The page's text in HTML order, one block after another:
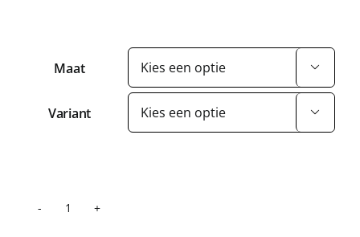
Maat 
Variant 
Wielersokken